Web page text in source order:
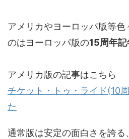
アメリカやヨーロッパ版等色
のはヨーロッパ版の15周年記
アメリカ版の記事はこちら
チケット・トゥ・ライド(10
た
通常版は安定の面白さを誇る、